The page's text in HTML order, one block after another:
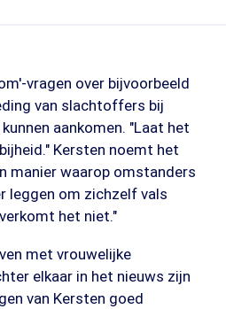
omdat ze werd
huis, omdat ze haar
de stad wilde achterlaten.
ernstig geweld en gaat uit
ook op de fiets was.
aan de rand van Zeist op
van ernstig seksueel
het bos in. Daarna
vragen over bijvoorbeeld
van slachtoffers bij
aankomen. "Laat het
Kersten noemt het
manier waarop omstanders
leggen om zichzelf vals
het niet."
met vrouwelijke
elkaar in het nieuws zijn
van Kersten goed